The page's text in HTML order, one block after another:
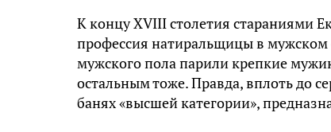
К концу XVIII столетия стараниями
профессия натиральщицы в мужском
мужского пола парили крепкие
остальным тоже. Правда, вплоть до
банях «высшей категории»,